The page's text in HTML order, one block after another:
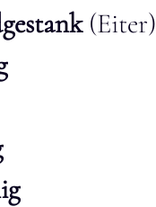
(Eiter)